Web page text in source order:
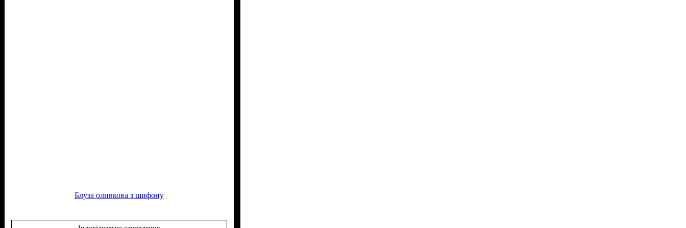
Блуза оливкова з шифону